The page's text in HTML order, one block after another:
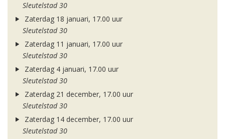
Sleutelstad 30
Zaterdag 18 januari, 17.00 uur
Sleutelstad 30
Zaterdag 11 januari, 17.00 uur
Sleutelstad 30
Zaterdag 4 januari, 17.00 uur
Sleutelstad 30
Zaterdag 21 december, 17.00 uur
Sleutelstad 30
Zaterdag 14 december, 17.00 uur
Sleutelstad 30